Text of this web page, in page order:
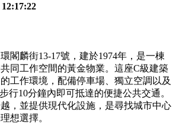
12:17:22
閣麟街13-17號，建於1974年，是一棟
同工作空間的黃金物業。這座C級建築
工作環境，配備停車場、獨立空調以及
行10分鐘內即可抵達的便捷公共交通。
，並提供現代化設施，是尋找城市中心
想選擇。